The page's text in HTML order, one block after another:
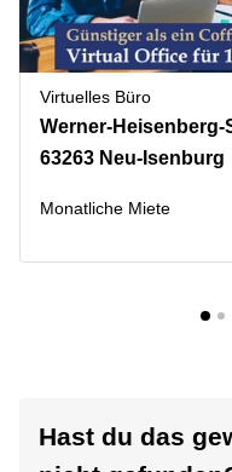
Virtuelles Büro
Werner-Heisenberg-
63263 Neu-Isenburg
Monatliche Miete
Hast du das